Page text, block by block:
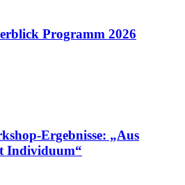
Programm 2026
Ergebnisse: „Aus
Individuum“